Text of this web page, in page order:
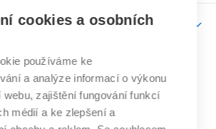
rada
výzkumu
/ ContriBUTe
učení
technické
cookies a osobních
používáme ke
a analýze informací o výkonu
webu, zajištění fungování funkcí
médií a ke zlepšení a